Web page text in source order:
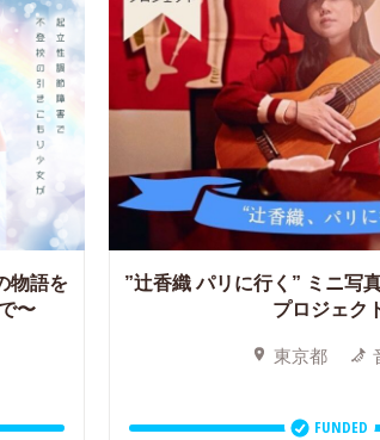
物語を
〜
”辻香織 パリに行く” ミニ写
プロジェク
東京都
FUNDED